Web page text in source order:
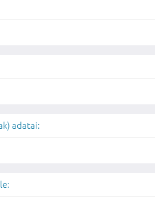
adatai: